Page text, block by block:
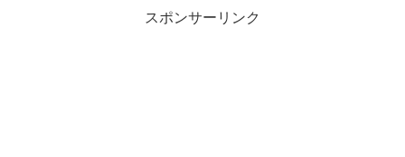
スポンサーリンク